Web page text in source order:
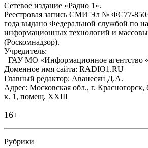
Сетевое издание «Радио 1».
Реестровая запись СМИ Эл № ФС77-
года выдано Федеральной службой по
информационных технологий и
(Роскомнадзор).
Учредитель:
ГАУ МО «Информационное агентство
Доменное имя сайта: RADIO1.RU
Главный редактор: Аванесян Д.А.
Адрес: Московская обл., г. Красногорск,
к. 1, помещ. XXIII
16+
Рубрики